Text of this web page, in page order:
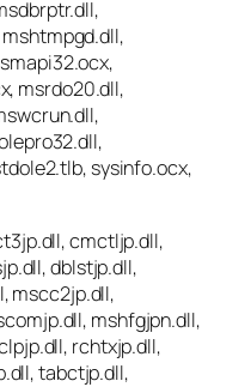
msrdo20.dll,
sysinfo.ocx,
cmctljp.dll,
dblstjp.dll,
mscc2jp.dll,
mshfgjpn.dll,
rchtxjp.dll,
tabctjp.dll,